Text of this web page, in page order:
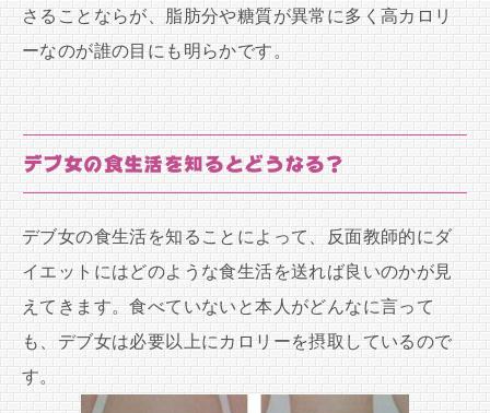
さることならが、脂肪分や糖質が異常に多く高カロリ
ーなのが誰の目にも明らかです。
デブ女の食生活を知るとどうなる？
デブ女の食生活を知ることによって、反面教師的にダ
イエットにはどのような食生活を送れば良いのかが見
えてきます。食べていないと本人がどんなに言って
も、デブ女は必要以上にカロリーを摂取しているので
す。